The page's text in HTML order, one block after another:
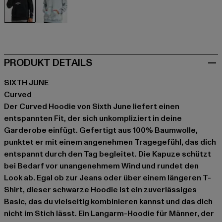
PRODUKT DETAILS
SIXTH JUNE
Curved
Der Curved Hoodie von Sixth June liefert einen
entspannten Fit, der sich unkompliziert in deine
Garderobe einfügt. Gefertigt aus 100% Baumwolle,
punktet er mit einem angenehmen Tragegefühl, das dich
entspannt durch den Tag begleitet. Die Kapuze schützt
bei Bedarf vor unangenehmem Wind und rundet den
Look ab. Egal ob zur Jeans oder über einem längeren T-
Shirt, dieser schwarze Hoodie ist ein zuverlässiges
Basic, das du vielseitig kombinieren kannst und das dich
nicht im Stich lässt. Ein Langarm-Hoodie für Männer, der